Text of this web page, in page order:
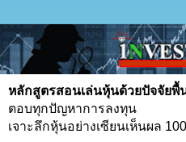
หลักสูตรสอนเล่นหุ้นด้วยปัจจัยพื้
ตอบทุกปัญหาการลงทุน
เจาะลึกหุ้นอย่างเซียนเห็นผล